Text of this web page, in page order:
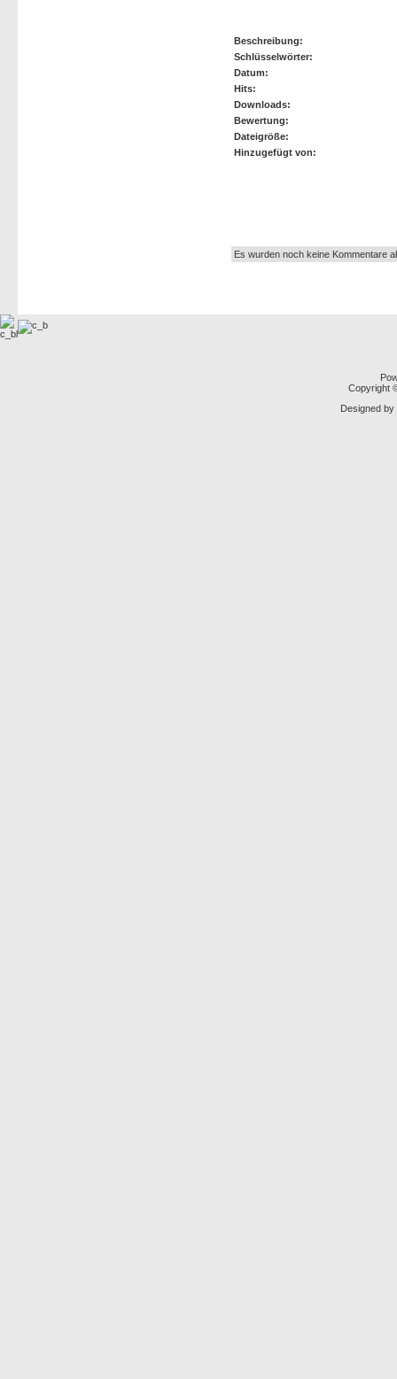
Beschreibung:
Schlüsselwörter:
Datum:
Hits:
Downloads:
Bewertung:
Dateigröße:
Hinzugefügt von:
Es wurden noch keine Kommentare
Copyright
Designed by